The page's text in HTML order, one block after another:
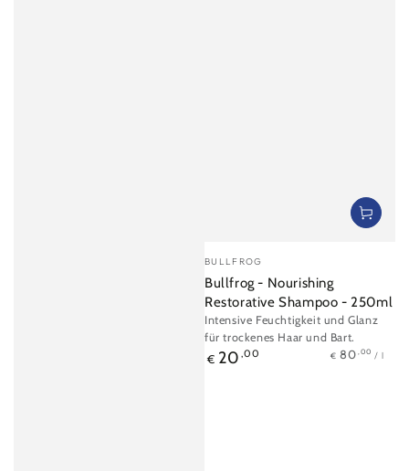
Verkäufer/in:
BULLFROG
Bullfrog - Nourishing
Restorative Shampoo - 250ml
Intensive Feuchtigkeit und Glanz
für trockenes Haar und Bart.
Regulärer
€ 20 ,00 Stückpreis
€ 80 ,00 / pro
l